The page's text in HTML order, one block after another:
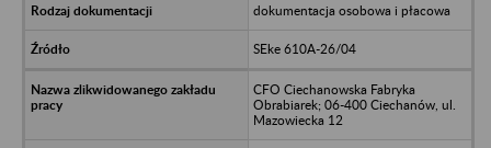
dokumentacja osobowa i płacowa
SEke 610A-26/04
CFO Ciechanowska Fabryka
Obrabiarek; 06-400 Ciechanów, ul.
Mazowiecka 12